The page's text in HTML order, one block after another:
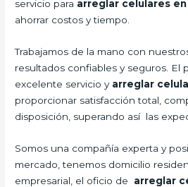
servicio para arreglar celulares
ahorrar costos y tiempo.
Trabajamos de la mano con
resultados confiables y seguros. El
excelente servicio y arreglar
proporcionar satisfacción total,
disposición, superando así las
Somos una compañía experta y
mercado, tenemos domicilio
empresarial, el oficio de arreglar